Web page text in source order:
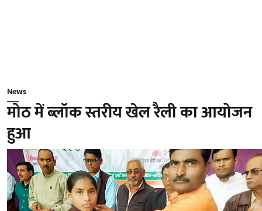
News
मोठ में ब्लॉक स्तरीय खेल रैली का आयोजन
हुआ